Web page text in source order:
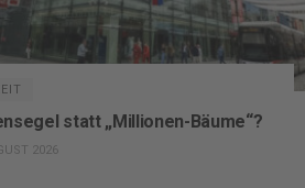
statt „Millionen-Bäume“?
2026